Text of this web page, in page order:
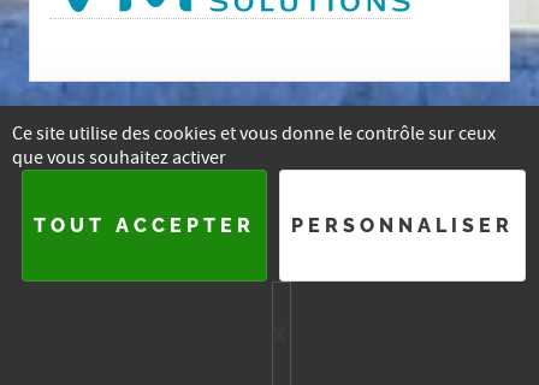
Ce site utilise des cookies et vous donne le contrôle sur ceux
que vous souhaitez activer
TOUT ACCEPTER PERSONNALISER
E-mailFacebookInstagramLinkedin